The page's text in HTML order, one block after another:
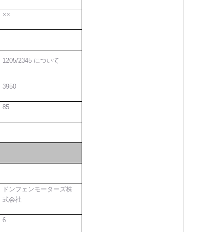
××
1205/2345 について
3950
85
ドンフェンモーターズ株
式会社
6